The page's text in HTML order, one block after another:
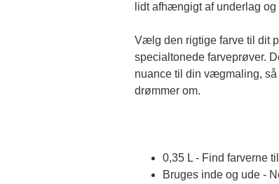
lidt afhængigt af underlag
Vælg den rigtige farve til dit
specialtonede farveprøver.
nuance til din vægmaling,
drømmer om.
0,35 L - Find farverne
Bruges inde og ude -